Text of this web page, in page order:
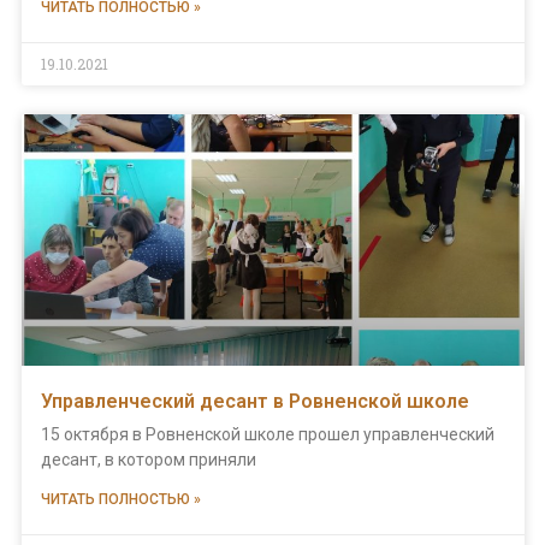
ЧИТАТЬ ПОЛНОСТЬЮ »
19.10.2021
Управленческий десант в Ровненской школе
15 октября в Ровненской школе прошел управленческий
десант, в котором приняли
ЧИТАТЬ ПОЛНОСТЬЮ »